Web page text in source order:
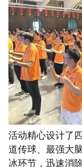
活动精心设计了
道传球、最强大
冰环节，迅速消